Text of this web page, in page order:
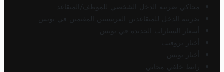
محاكي ضريبة الدخل الشخصي للموظف/المتقاعد
ضريبة الدخل للمتقاعدين الفرنسيين المقيمين في تونس
أسعار السيارات الجديدة في تونس
أخبار تروفيت
أخبار تونس
رابط خلفي مجاني